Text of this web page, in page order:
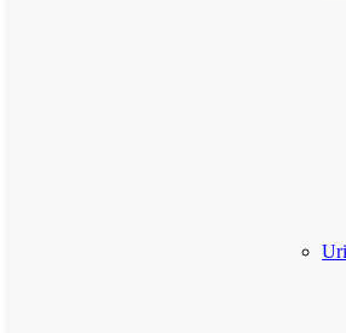
Uri